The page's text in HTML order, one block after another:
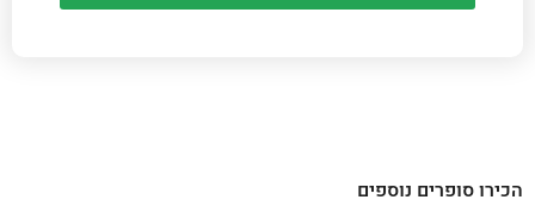
הכירו סופרים נוספים